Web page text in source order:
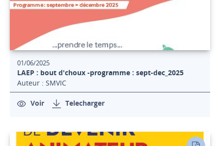
01/06/2025
LAEP : bout d'choux -programme : sept-dec_2025
Auteur : SMVIC
Voir Telecharger